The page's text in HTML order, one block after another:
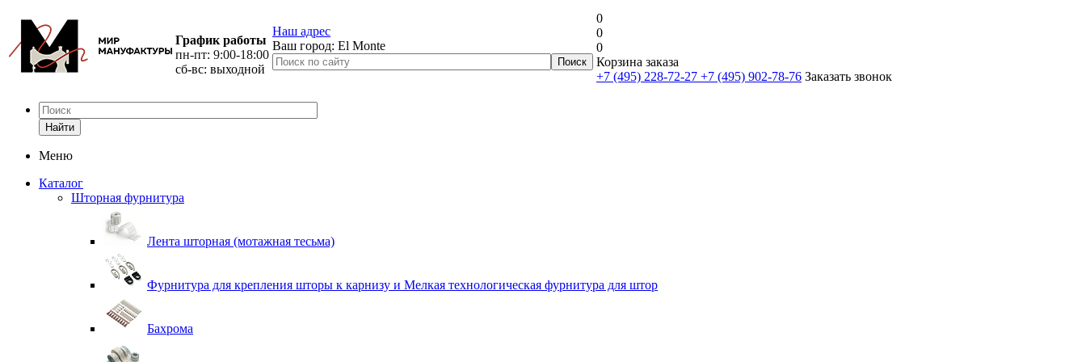
График работы
пн-пт: 9:00-18:00
сб-вс: выходной
Наш адрес
Ваш город: El Monte
0
0
0
Корзина заказа
+7 (495) 228-72-27 +7 (495) 902-78-76 Заказать звонок
Найти
Меню
Каталог
Шторная фурнитура
Лента шторная (мотажная тесьма)
Фурнитура для крепления шторы к карнизу и Мелкая технологическая фурнитура для штор
Бахрома